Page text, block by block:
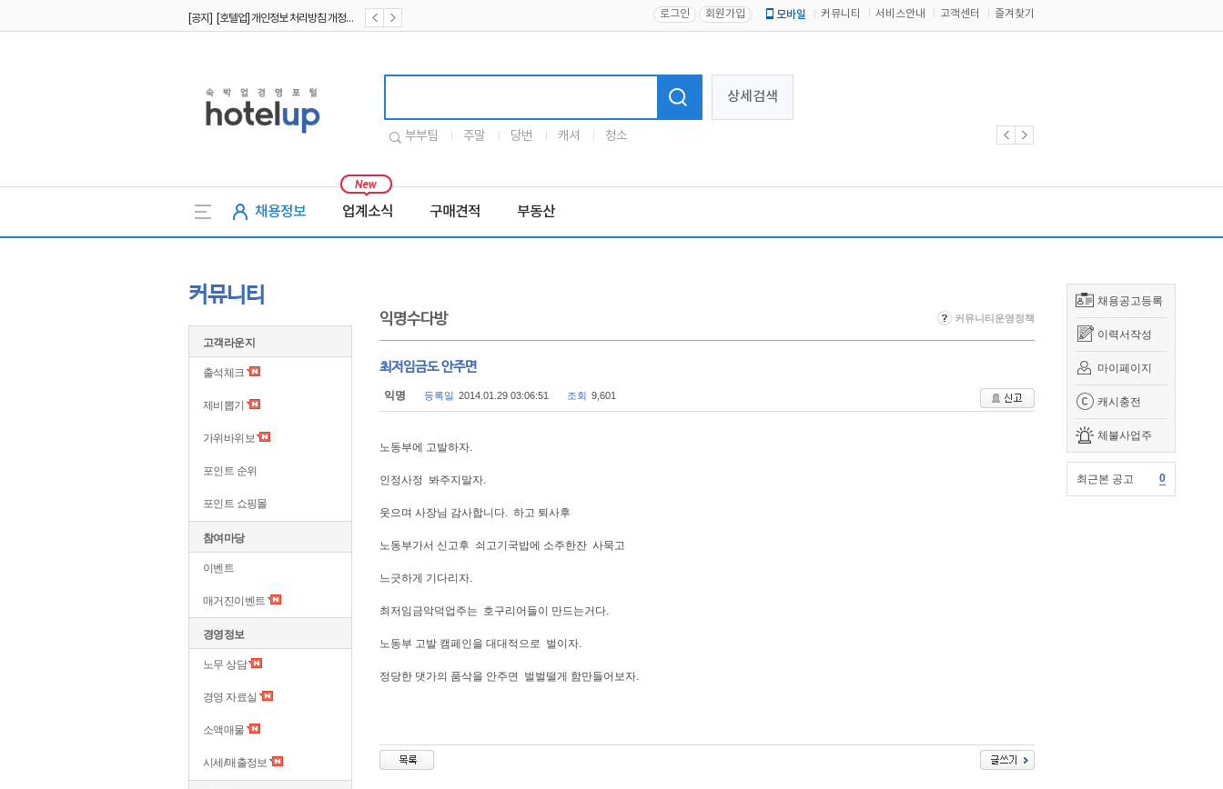
로그인 회원가입 모바일 커뮤니티 서비스안내 고객센터 즐겨찾기
상세검색
부부팀 주말 당번 캐셔 청소
채용정보 업계소식 구매견적 부동산
채용공고등록
이력서작성
마이페이지
캐시충전
체불사업주
최근본 공고 0
커뮤니티
고객라운지
출석체크
제비뽑기
가위바위보
포인트 순위
포인트 쇼핑몰
참여마당
이벤트
매거진이벤트
경영정보
노무 상담
경영 자료실
소액매물
시세/매출정보
익명수다방 커뮤니티운영정책
최저임금도 안주면
익명 등록일 2014.01.29 03:06:51 조회 9,601
노동부에 고발하자.
인정사정 봐주지말자.
웃으며 사장님 감사합니다. 하고 퇴사후
노동부가서 신고후 쇠고기국밥에 소주한잔 사묵고
느긋하게 기다리자.
최저임금악덕업주는 호구리어들이 만드는거다.
노동부 고발 캠페인을 대대적으로 벌이자.
정당한 댓가의 품삭을 안주면 벌벌떨게 함만들어보자.